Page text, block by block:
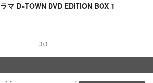
マ D×TOWN DVD EDITION BOX 1
3/3